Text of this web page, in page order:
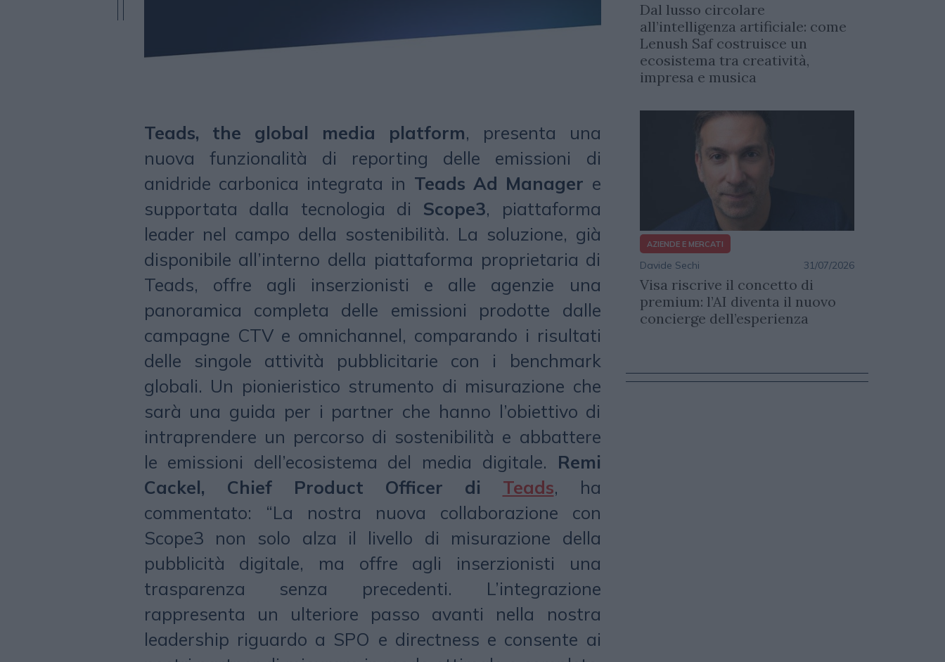
Teads, the global media platform, presenta una
nuova funzionalità di reporting delle emissioni di
anidride carbonica integrata in Teads Ad Manager e
supportata dalla tecnologia di Scope3, piattaforma
leader nel campo della sostenibilità. La soluzione, già
disponibile all’interno della piattaforma proprietaria di
Teads, offre agli inserzionisti e alle agenzie una
panoramica completa delle emissioni prodotte dalle
campagne CTV e omnichannel, comparando i risultati
delle singole attività pubblicitarie con i benchmark
globali. Un pionieristico strumento di misurazione che
sarà una guida per i partner che hanno l’obiettivo di
intraprendere un percorso di sostenibilità e abbattere
le emissioni dell’ecosistema del media digitale. Remi
Cackel, Chief Product Officer di Teads, ha
commentato: “La nostra nuova collaborazione con
Scope3 non solo alza il livello di misurazione della
pubblicità digitale, ma offre agli inserzionisti una
trasparenza senza precedenti. L’integrazione
rappresenta un ulteriore passo avanti nella nostra
leadership riguardo a SPO e directness e consente ai
Dal lusso circolare
all’intelligenza artificiale: come
Lenush Saf costruisce un
ecosistema tra creatività,
impresa e musica
AZIENDE E MERCATI
Davide Sechi 31/07/2026
Visa riscrive il concetto di
premium: l’AI diventa il nuovo
concierge dell’esperienza